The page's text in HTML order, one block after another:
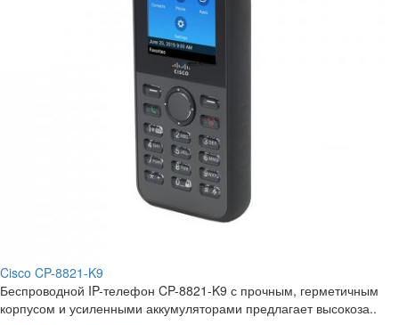
Cisco CP-8821-K9
Беспроводной IP-телефон CP-8821-K9 с прочным, герметичным
корпусом и усиленными аккумуляторами предлагает высокоза..